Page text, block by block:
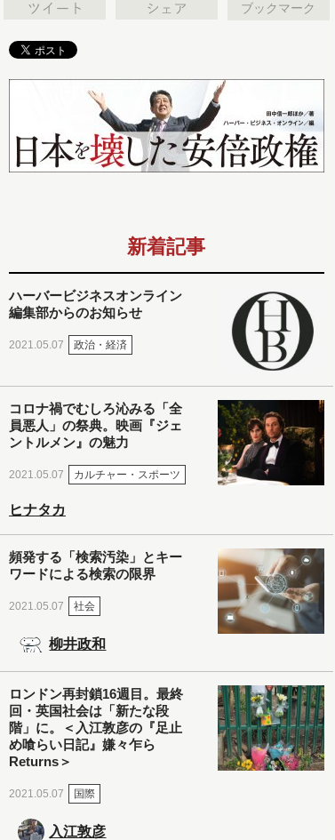
ブックマーク
新着記事
ハーバービジネスオンライン
編集部からのお知らせ
2021.05.07 政治・経済
コロナ禍でむしろ沁みる「全
員悪人」の祭典。映画『ジェ
ントルメン』の魅力
2021.05.07 カルチャー・スポーツ
ヒナタカ
頻発する「検索汚染」とキー
ワードによる検索の限界
2021.05.07 社会
柳井政和
ロンドン再封鎖16週目。最終
回・英国社会は「新たな段
階」に。＜入江敦彦の『足止
め喰らい日記』嫌々乍ら
Returns＞
2021.05.07 国際
入江敦彦